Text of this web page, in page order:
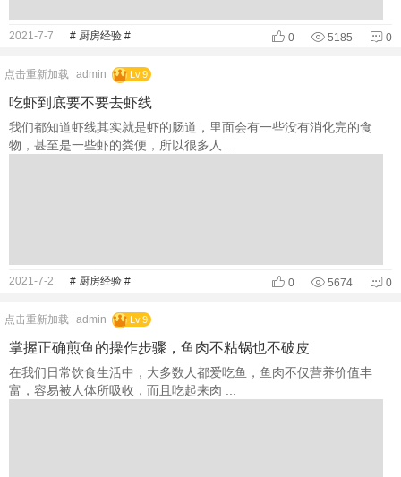
2021-7-7 # 厨房经验 # 0 5185 0
点击重新加载 admin Lv.9
吃虾到底要不要去虾线
我们都知道虾线其实就是虾的肠道，里面会有一些没有消化完的食
物，甚至是一些虾的粪便，所以很多人 ...
2021-7-2 # 厨房经验 # 0 5674 0
点击重新加载 admin Lv.9
掌握正确煎鱼的操作步骤，鱼肉不粘锅也不破皮
在我们日常饮食生活中，大多数人都爱吃鱼，鱼肉不仅营养价值丰
富，容易被人体所吸收，而且吃起来肉 ...